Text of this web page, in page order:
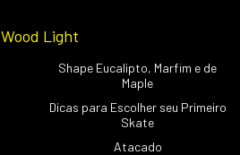
Wood Light
Shape Eucalipto, Marfim e de
Maple
Dicas para Escolher seu Primeiro
Skate
Atacado